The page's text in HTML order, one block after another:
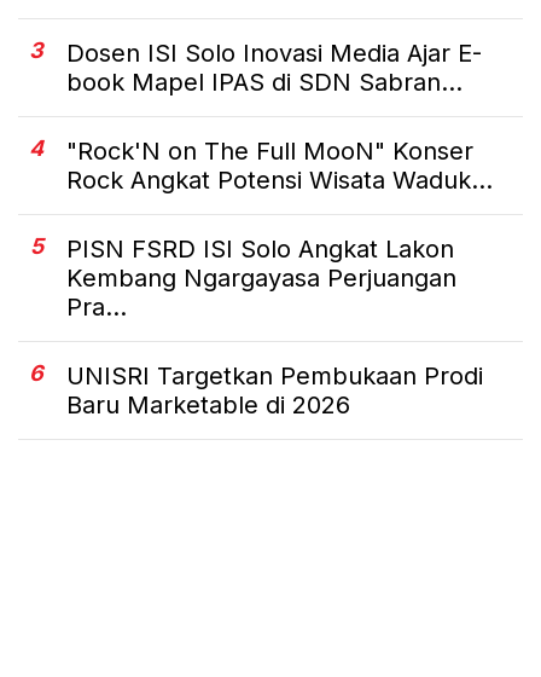
3
Dosen ISI Solo Inovasi Media Ajar E-
book Mapel IPAS di SDN Sabran...
4
"Rock'N on The Full MooN" Konser
Rock Angkat Potensi Wisata Waduk...
5
PISN FSRD ISI Solo Angkat Lakon
Kembang Ngargayasa Perjuangan
Pra...
6
UNISRI Targetkan Pembukaan Prodi
Baru Marketable di 2026